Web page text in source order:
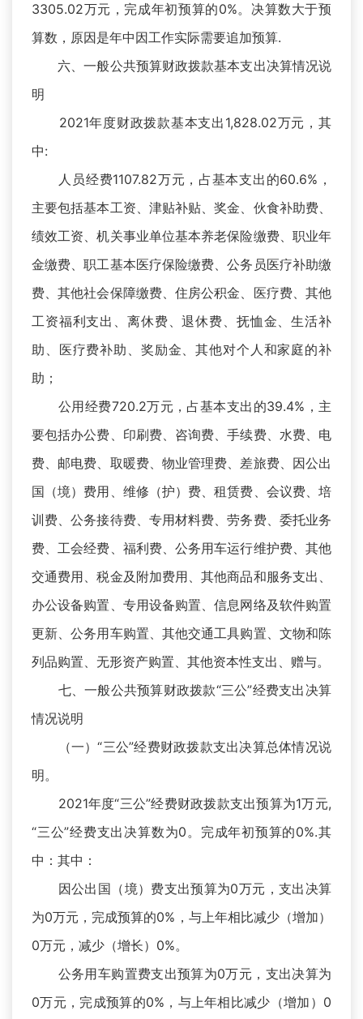
3305.02万元，完成年初预算的0%。决算数大于预
算数，原因是年中因工作实际需要追加预算.
六、一般公共预算财政拨款基本支出决算情况说
明
2021年度财政拨款基本支出1,828.02万元，其
中:
人员经费1107.82万元，占基本支出的60.6%，
主要包括基本工资、津贴补贴、奖金、伙食补助费、
绩效工资、机关事业单位基本养老保险缴费、职业年
金缴费、职工基本医疗保险缴费、公务员医疗补助缴
费、其他社会保障缴费、住房公积金、医疗费、其他
工资福利支出、离休费、退休费、抚恤金、生活补
助、医疗费补助、奖励金、其他对个人和家庭的补
助；
公用经费720.2万元，占基本支出的39.4%，主
要包括办公费、印刷费、咨询费、手续费、水费、电
费、邮电费、取暖费、物业管理费、差旅费、因公出
国（境）费用、维修（护）费、租赁费、会议费、培
训费、公务接待费、专用材料费、劳务费、委托业务
费、工会经费、福利费、公务用车运行维护费、其他
交通费用、税金及附加费用、其他商品和服务支出、
办公设备购置、专用设备购置、信息网络及软件购置
更新、公务用车购置、其他交通工具购置、文物和陈
列品购置、无形资产购置、其他资本性支出、赠与。
七、一般公共预算财政拨款“三公”经费支出决算
情况说明
（一）“三公”经费财政拨款支出决算总体情况说
明。
2021年度“三公”经费财政拨款支出预算为1万元,
“三公”经费支出决算数为0。完成年初预算的0%.其
中：其中：
因公出国（境）费支出预算为0万元，支出决算
为0万元，完成预算的0%，与上年相比减少（增加）
0万元，减少（增长）0%。
公务用车购置费支出预算为0万元，支出决算为
0万元，完成预算的0%，与上年相比减少（增加）0